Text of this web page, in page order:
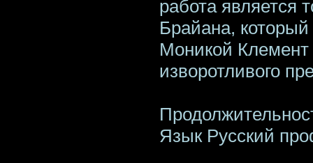
работа является
Брайана,
Моникой
изворотливого
Язык Русский